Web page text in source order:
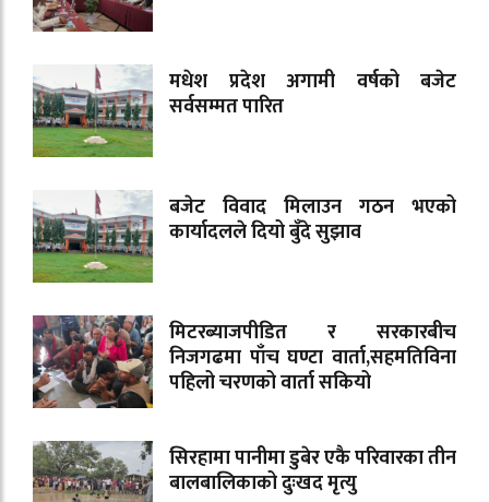
मधेश प्रदेश अगामी वर्षको बजेट
सर्वसम्मत पारित
बजेट विवाद मिलाउन गठन भएको
कार्यादलले दियो बुँदे सुझाव
मिटरब्याजपीडित र सरकारबीच
निजगढमा पाँच घण्टा वार्ता,सहमतिविना
पहिलो चरणको वार्ता सकियो
सिरहामा पानीमा डुबेर एकै परिवारका तीन
बालबालिकाको दुःखद मृत्यु